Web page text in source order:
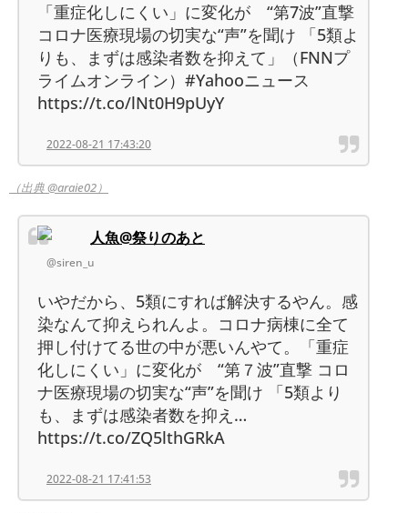
「重症化しにくい」に変化が “第7波”直撃
コロナ医療現場の切実な“声”を聞け 「5類よ
りも、まずは感染者数を抑えて」（FNNプ
ライムオンライン）#Yahooニュース
https://t.co/lNt0H9pUyY
2022-08-21 17:43:20
（出典 @araie02）
人魚@祭りのあと
@siren_u
いやだから、5類にすれば解決するやん。感
染なんて抑えられんよ。コロナ病棟に全て
押し付けてる世の中が悪いんやて。「重症
化しにくい」に変化が “第７波”直撃 コロ
ナ医療現場の切実な“声”を聞け 「5類より
も、まずは感染者数を抑え…
https://t.co/ZQ5lthGRkA
2022-08-21 17:41:53